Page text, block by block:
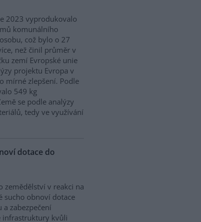
2023 vyprodukovalo
komunálního
což bylo o 27
než činil průměr v
zemí Evropské unie
projektu Evropa v
mírné zlepšení. Podle
549 kg
se podle analýzy
tedy ve využívání
dotace do
zemědělství v reakci na
sucho obnoví dotace
a zabezpečení
infrastruktury kvůli